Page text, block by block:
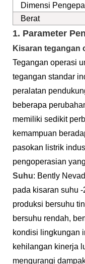
Dimensi
Berat
1. Parameter
Kisaran tegangan
Tegangan operasi
tegangan standar
peralatan
beberapa
memiliki sedikit
kemampuan
pasokan listrik
pengoperasian
Suhu: Bently
pada kisaran suhu -
produksi bersuhu
bersuhu rendah,
kondisi lingkungan
kehilangan kinerja
mengurangi